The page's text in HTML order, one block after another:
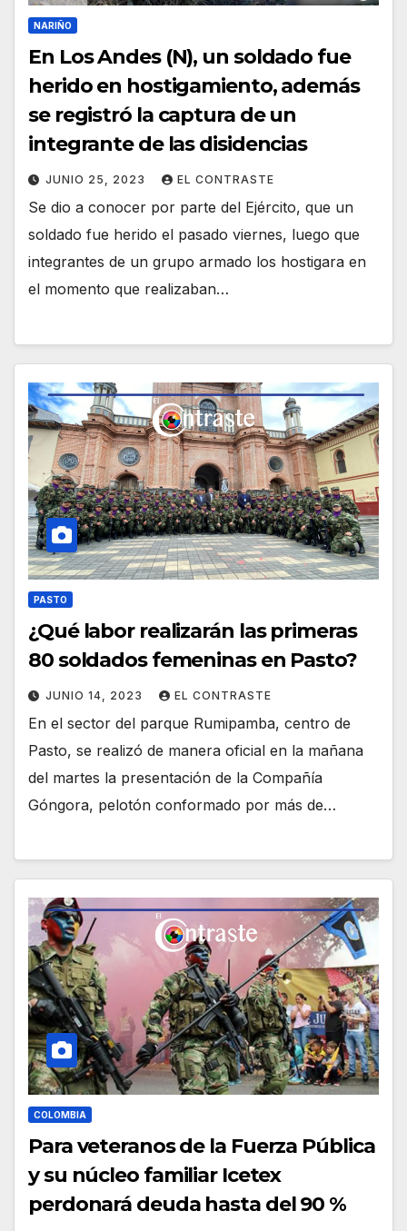
NARIÑO
En Los Andes (N), un soldado fue
herido en hostigamiento, además
se registró la captura de un
integrante de las disidencias
JUNIO 25, 2023 EL CONTRASTE
Se dio a conocer por parte del Ejército, que un
soldado fue herido el pasado viernes, luego que
integrantes de un grupo armado los hostigara en
el momento que realizaban…
PASTO
¿Qué labor realizarán las primeras
80 soldados femeninas en Pasto?
JUNIO 14, 2023 EL CONTRASTE
En el sector del parque Rumipamba, centro de
Pasto, se realizó de manera oficial en la mañana
del martes la presentación de la Compañía
Góngora, pelotón conformado por más de…
COLOMBIA
Para veteranos de la Fuerza Pública
y su núcleo familiar Icetex
perdonará deuda hasta del 90 %